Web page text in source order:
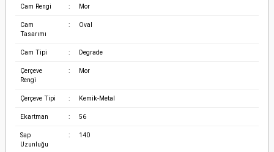
Cam Rengi : Mor
Cam
Tasarımı
: Oval
Cam Tipi : Degrade
Çerçeve
Rengi
: Mor
Çerçeve Tipi : Kemik-Metal
Ekartman : 56
Sap
Uzunluğu
: 140